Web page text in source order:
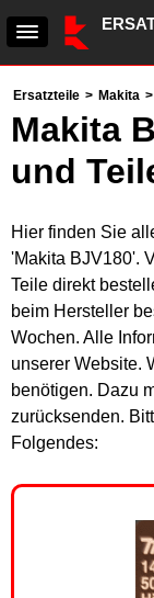
Ersatzteile > Makita >
Makita
und
Hier finden Sie
'Makita BJV180'.
Teile direkt
beim Hersteller
Wochen. Alle
unserer Website.
benötigen. Dazu
zurücksenden.
Folgendes: